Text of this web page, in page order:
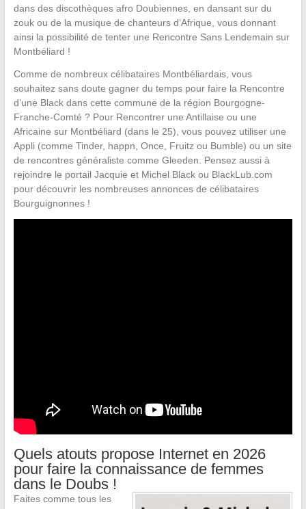
dans des discothèques afro Doubiennes, en dansant sur du
zouk ou de la musique de chanteurs d’Afrique, vous donnant
ainsi la possibilité de tenter une Rencontre Sans Lendemain sur
Montbéliard !
Comme de nombreux célibataires Montbéliardais, vous
souhaitez sans doute gagner du temps pour faire la Rencontre
d’une Black dans cette commune de la région Bourgogne-
Franche-Comté ? Pour Rencontrer une Antillaise ou une
Africaine sur Montbéliard (dans le 25), vous pouvez utiliser une
Appli (comme Tinder, happn, Once, Fruitz ou Bumble) ou un site
de rencontres généraliste comme Gleeden. Pensez aussi à
rejoindre le portail Jacquie et Michel Black ou BlackLub.com
pour découvrir les nombreuses annonces de célibataires
Bourguignonnes !
Quels atouts propose Internet en 2026
pour faire la connaissance de femmes
dans le Doubs !
Faites comme tous les